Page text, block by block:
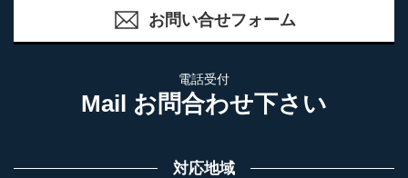
お問い合せフォーム
電話受付
Mail お問合わせ下さい
対応地域